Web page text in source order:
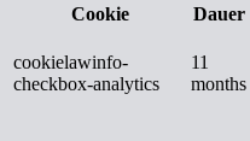
Cookie
Dauer
cookielawinfo-
checkbox-analytics
11
months